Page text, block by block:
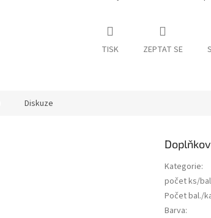
TISK ZEPTAT SE
Diskuze
Kategorie:
počet ks/
Počet bal./
Barva: